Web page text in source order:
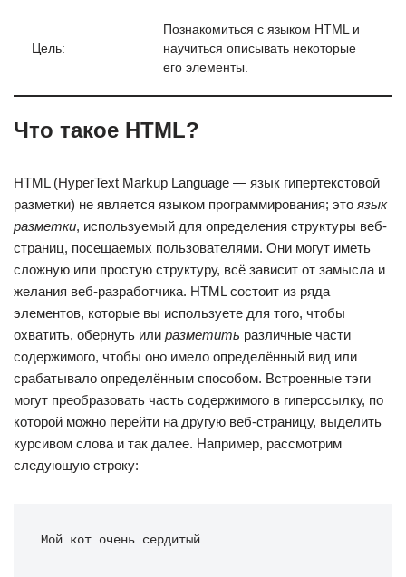
Цель:
Познакомиться с языком HTML и
научиться описывать некоторые
его элементы.
Что такое HTML?
HTML (HyperText Markup Language — язык гипертекстовой
разметки) не является языком программирования; это язык
разметки, используемый для определения структуры веб-
страниц, посещаемых пользователями. Они могут иметь
сложную или простую структуру, всё зависит от замысла и
желания веб-разработчика. HTML состоит из ряда
элементов, которые вы используете для того, чтобы
охватить, обернуть или разметить различные части
содержимого, чтобы оно имело определённый вид или
срабатывало определённым способом. Встроенные тэги
могут преобразовать часть содержимого в гиперссылку, по
которой можно перейти на другую веб-страницу, выделить
курсивом слова и так далее. Например, рассмотрим
следующую строку:
Мой кот очень сердитый